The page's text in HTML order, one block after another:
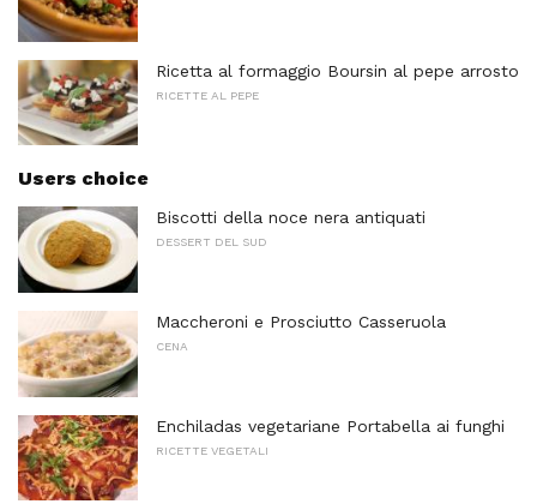
Ricetta al formaggio Boursin al pepe arrosto
RICETTE AL PEPE
Users choice
Biscotti della noce nera antiquati
DESSERT DEL SUD
Maccheroni e Prosciutto Casseruola
CENA
Enchiladas vegetariane Portabella ai funghi
RICETTE VEGETALI